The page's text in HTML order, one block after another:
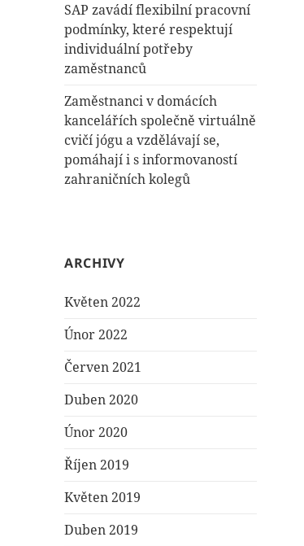
SAP zavádí flexibilní pracovní
podmínky, které respektují
individuální potřeby
zaměstnanců
Zaměstnanci v domácích
kancelářích společně virtuálně
cvičí jógu a vzdělávají se,
pomáhají i s informovaností
zahraničních kolegů
ARCHIVY
Květen 2022
Únor 2022
Červen 2021
Duben 2020
Únor 2020
Říjen 2019
Květen 2019
Duben 2019